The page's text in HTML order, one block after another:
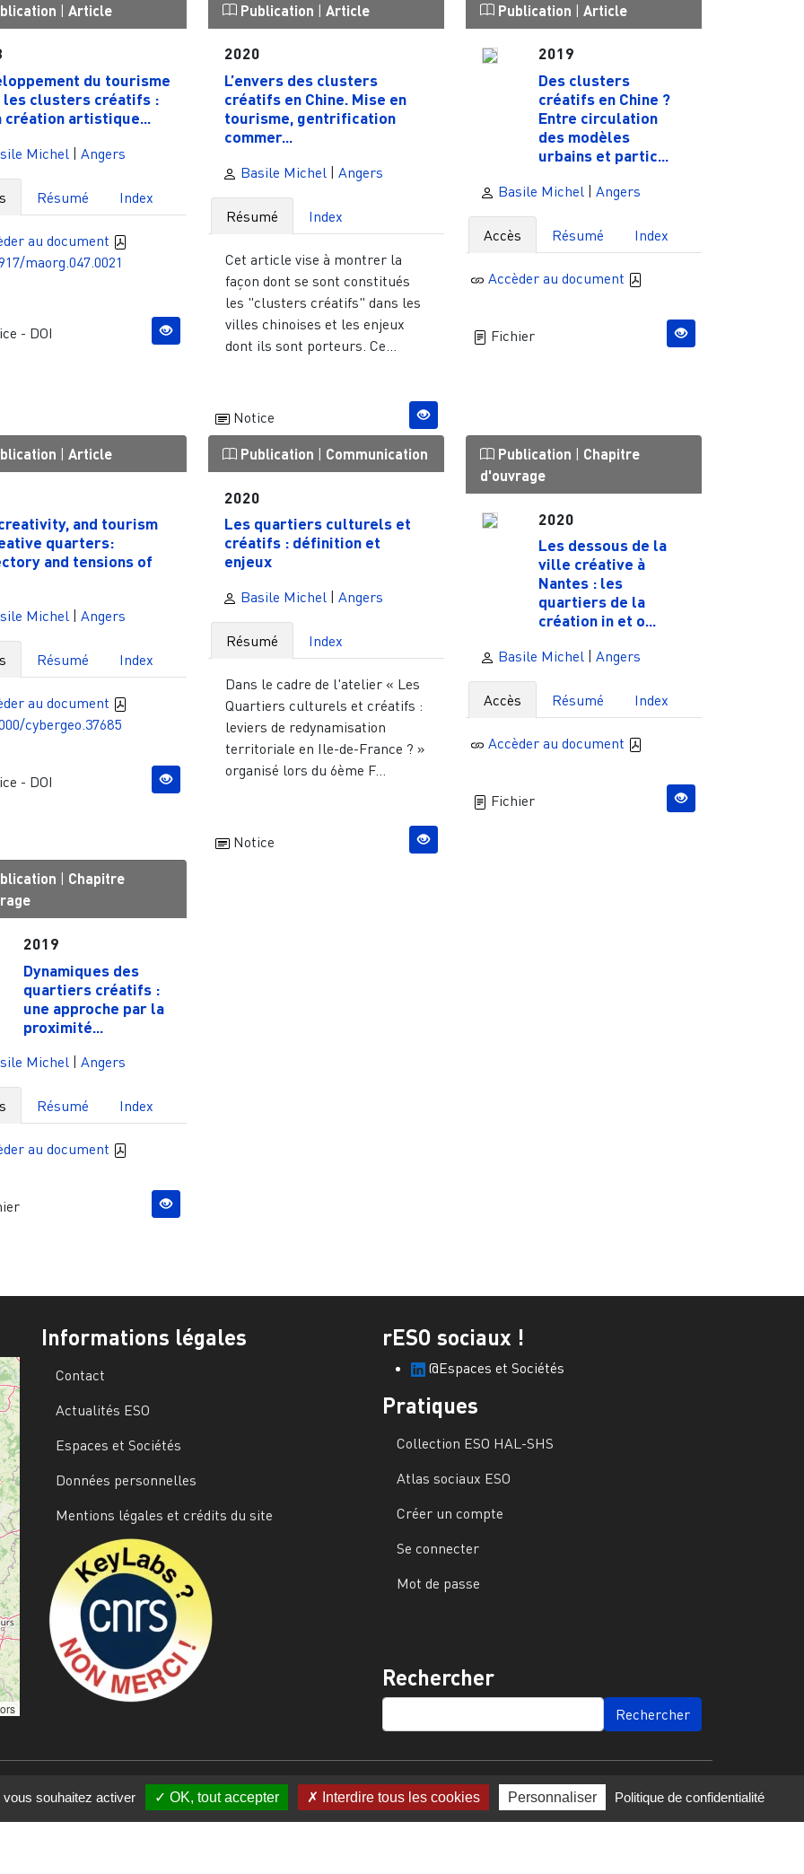
| Article
du tourisme
les clusters créatifs :
création artistique...
Michel | Angers
Résumé Index
au document
maorg.047.0021
- DOI
Publication | Article
2020
L’envers des clusters
créatifs en Chine. Mise en
tourisme, gentrification
commer...
Basile Michel | Angers
Résumé Index
Cet article vise à montrer la
façon dont se sont constitués
les "clusters créatifs" dans les
villes chinoises et les enjeux
dont ils sont porteurs. Ce...
Notice
Publication | Article
2019
Des clusters
créatifs en Chine ?
Entre circulation
des modèles
urbains et partic...
Basile Michel | Angers
Accès Résumé Index
Accèder au document
Fichier
| Article
and tourism
quarters:
and tensions of
Michel Angers
Résumé Index
au document
cybergeo.37685
- DOI
Publication | Communication
2020
Les quartiers culturels et
créatifs : définition et
enjeux
Basile Michel| Angers
Résumé Index
Dans le cadre de l'atelier « Les
Quartiers culturels et créatifs :
leviers de redynamisation
territoriale en Ile-de-France ? »
organisé lors du 6ème F...
Notice
Publication | Chapitre
d'ouvrage
2020
Les dessous de la
ville créative à
Nantes : les
quartiers de la
création in et o...
Basile Michel| Angers
Accès Résumé Index
Accèder au document
Fichier
Chapitre
2019
Dynamiques des
quartiers créatifs :
une approche par la
proximité...
Michel Angers
Résumé Index
au document
Informations légales
Contact
Actualités ESO
Espaces et Sociétés
Données personnelles
Mentions légales et crédits du site
rESO sociaux !
@Espaces et Sociétés
Pratiques
Collection ESO HAL-SHS
Atlas sociaux ESO
Créer un compte
Se connecter
Mot de passe
Rechercher
SEARCH
souhaitez activer OK, tout accepter Interdire tous les cookies Personnaliser Politique de confidentialité